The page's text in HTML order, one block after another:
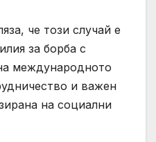
че този случай е
за борба с
международното
и важен
на социални